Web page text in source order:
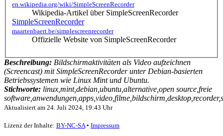
en.wikipedia.org/wiki/SimpleScreenRecorder
Wikipedia-Artikel über SimpleScreenRecorder
SimpleScreenRecorder
maartenbaert.be/simplescreenrecorder
Offizielle Website von SimpleScreenRecorder
Beschreibung: Bildschirmaktivitäten als Video aufzeichnen
(Screencast) mit SimpleScreenRecorder unter Debian-basierten
Betriebssystemen wie Linux Mint und Ubuntu.
Stichworte: linux,mint,debian,ubuntu,alternative,open source,freie
Aktualisiert am 24. Juli 2024, 19:43 Uhr
Lizenz der Inhalte: BY-NC-SA• Impressum